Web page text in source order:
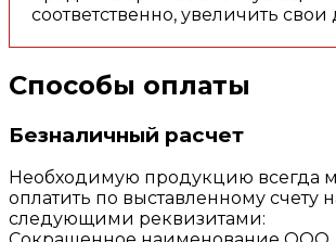
соответственно, увеличить свои
Способы оплаты
Безналичный расчет
Необходимую продукцию всегда
оплатить по выставленному счету
следующими реквизитами: